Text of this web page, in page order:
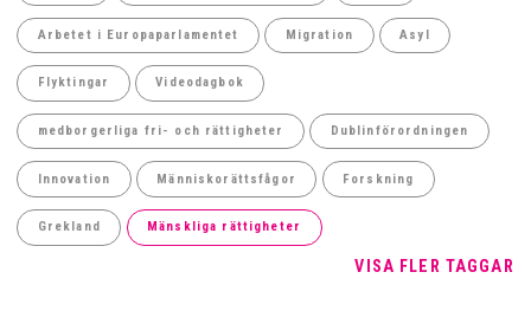
Arbetet i Europaparlamentet Migration Asyl
Flyktingar Videodagbok
medborgerliga fri- och rättigheter Dublinförordningen
Innovation Människorättsfågor Forskning
Grekland Mänskliga rättigheter
VISA FLER TAGGAR